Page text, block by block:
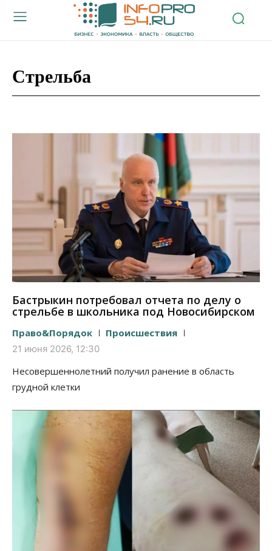
Стрельба
Бастрыкин потребовал отчета по делу о
стрельбе в школьника под Новосибирском
Право&Порядок Происшествия
21 июня 2026, 12:30
Несовершеннолетний получил ранение в область
грудной клетки